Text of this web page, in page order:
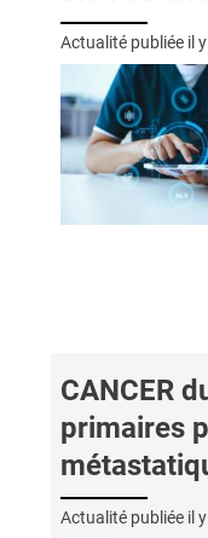
Actualité publiée il
CANCER
primaires
Actualité publiée il